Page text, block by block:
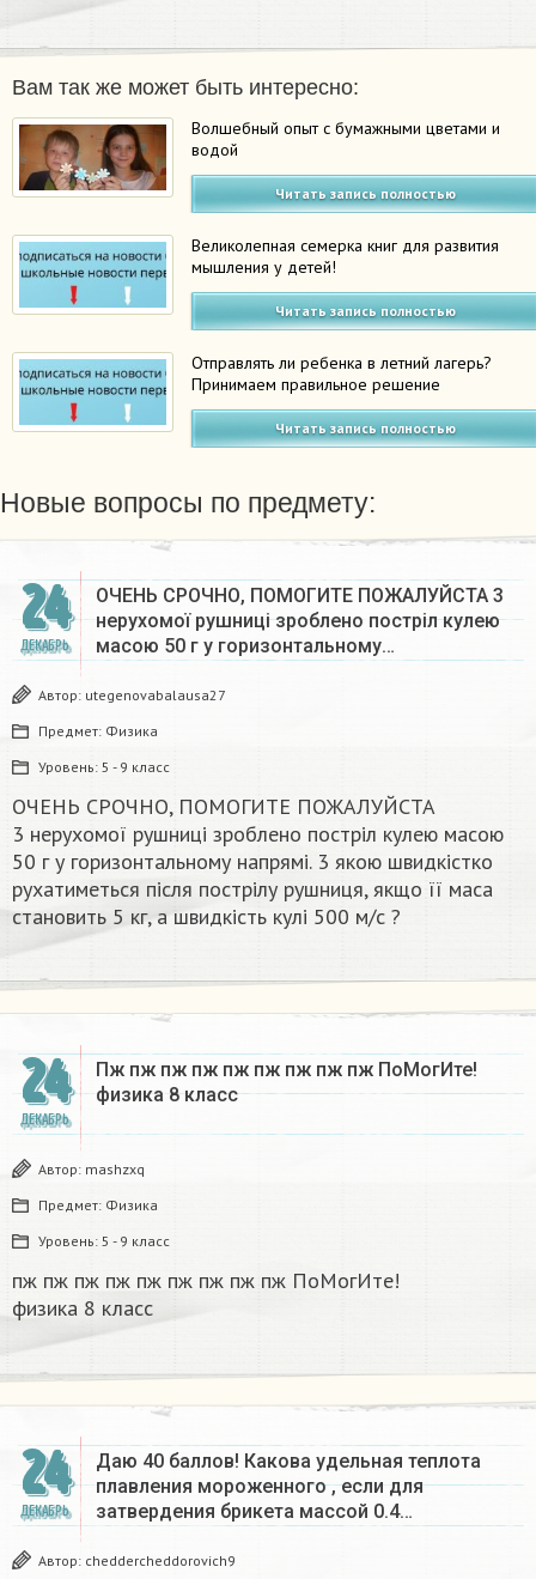
Вам так же может быть интересно:
Волшебный опыт с бумажными цветами и
водой
Читать запись полностью
Великолепная семерка книг для развития
мышления у детей!
Читать запись полностью
Отправлять ли ребенка в летний лагерь?
Принимаем правильное решение
Читать запись полностью
Новые вопросы по предмету:
24
ДЕКАБРЬ
ОЧЕНЬ СРОЧНО, ПОМОГИТЕ ПОЖАЛУЙСТА 3
нерухомої рушниці зроблено постріл кулею
масою 50 г у горизонтальному…
Автор: utegenovabalausa27
Предмет: Физика
Уровень: 5 - 9 класс
ОЧЕНЬ СРОЧНО, ПОМОГИТЕ ПОЖАЛУЙСТА
3 нерухомої рушниці зроблено постріл кулею масою
50 г у горизонтальному напрямі. 3 якою швидкістко
рухатиметься після пострілу рушниця, якщо її маса
становить 5 кг, а швидкість кулі 500 м/с ?​
24
ДЕКАБРЬ
Пж пж пж пж пж пж пж пж пж ПоМогИте!
физика 8 класс​
Автор: mashzxq
Предмет: Физика
Уровень: 5 - 9 класс
пж пж пж пж пж пж пж пж пж ПоМогИте!
физика 8 класс​
24
ДЕКАБРЬ
Даю 40 баллов! Какова удельная теплота
плавления мороженного , если для
затвердения брикета массой 0.4…
Автор: cheddercheddorovich9